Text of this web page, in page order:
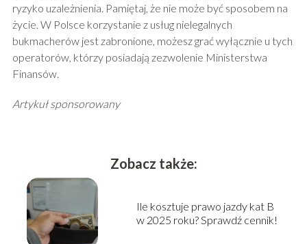
ryzyko uzależnienia. Pamiętaj, że nie może być sposobem na
życie. W Polsce korzystanie z usług nielegalnych
bukmacherów jest zabronione, możesz grać wyłącznie u tych
operatorów, którzy posiadają zezwolenie Ministerstwa
Finansów.
Artykuł sponsorowany
Zobacz także:
Ile kosztuje prawo jazdy kat B
w 2025 roku? Sprawdź cennik!